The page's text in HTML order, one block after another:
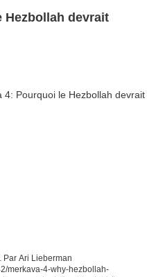
Hezbollah devrait
Par Ari Lieberman
merkava-4-why-hezbollah-